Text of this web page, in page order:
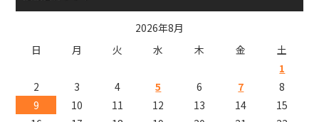
2026年8月
日
月 火 水 木 金
土
1
2
3 4 5 6 7
8
9
10 11 12 13 14
15